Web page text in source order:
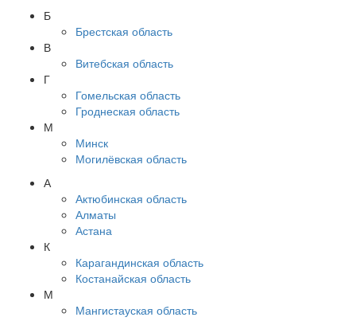
Б
Брестская область
В
Витебская область
Г
Гомельская область
Гроднеская область
М
Минск
Могилёвская область
А
Актюбинская область
Алматы
Астана
К
Карагандинская область
Костанайская область
М
Мангистауская область